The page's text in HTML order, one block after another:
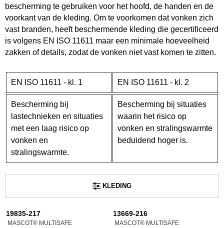
bescherming te gebruiken voor het hoofd, de handen en de
voorkant van de kleding. Om te voorkomen dat vonken zich
vast branden, heeft beschermende kleding die gecertificeerd
is volgens EN ISO 11611 maar een minimale hoeveelheid
zakken of details, zodat de vonken niet vast komen te zitten.
EN ISO 11611 - kl. 1 EN ISO 11611 - kl. 2
Bescherming bij
lastechnieken en situaties
met een laag risico op
vonken en
stralingswarmte.
Bescherming bij situaties
waarin het risico op
vonken en stralingswarmte
beduidend hoger is.
KLEDING
19835-217
MASCOT® MULTISAFE
13669-216
MASCOT® MULTISAFE